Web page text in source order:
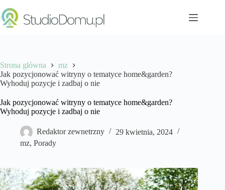
do
treści
Strona główna
mz
Jak pozycjonować witryny o tematyce home&garden?
Wyhoduj pozycje i zadbaj o nie
Jak pozycjonować witryny o tematyce home&garden?
Wyhoduj pozycje i zadbaj o nie
Redaktor zewnetrzny
29 kwietnia, 2024
mz, Porady